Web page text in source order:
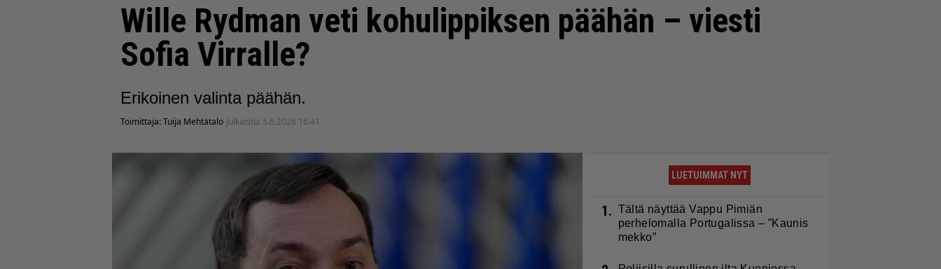
Wille Rydman veti kohulippiksen päähän – viesti
Sofia Virralle?
Erikoinen valinta päähän.
Toimittaja:Tuija Mehtätalo Julkaistu: 5.6.2026 16:41
LUETUIMMAT NYT
1. Tältä näyttää Vappu Pimiän
perhelomalla Portugalissa – ”Kaunis
mekko”